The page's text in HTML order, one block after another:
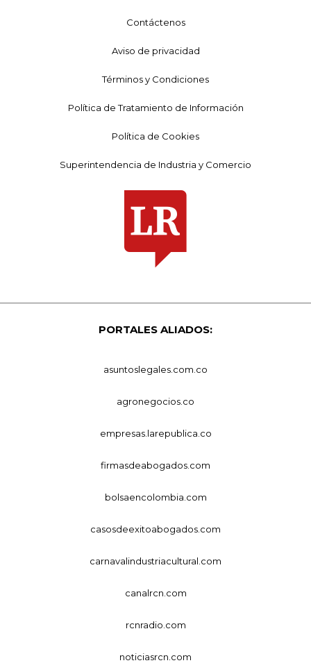
Contáctenos
Aviso de privacidad
Términos y Condiciones
Política de Tratamiento de Información
Política de Cookies
Superintendencia de Industria y Comercio
PORTALES ALIADOS:
asuntoslegales.com.co
agronegocios.co
empresas.larepublica.co
firmasdeabogados.com
bolsaencolombia.com
casosdeexitoabogados.com
carnavalindustriacultural.com
canalrcn.com
rcnradio.com
noticiasrcn.com